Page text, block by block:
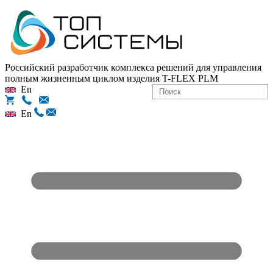
Российский разработчик комплекса решений для управления
полным жизненным циклом изделия T-FLEX PLM
En
En